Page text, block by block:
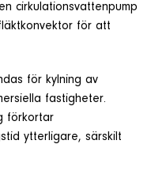
cirkulationsvattenpump
för att
för kylning av
fastigheter.
förkortar
ytterligare, särskilt